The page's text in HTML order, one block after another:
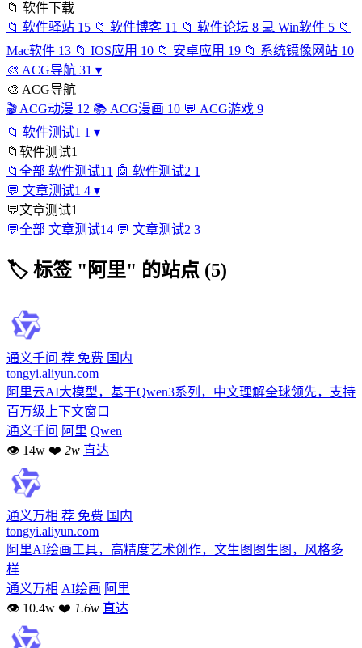
📁 软件下载
📁 软件驿站 15 📁 软件博客 11 📁 软件论坛 8 💻 Win软件 5 📁
Mac软件 13 📁 IOS应用 10 📁 安卓应用 19 📁 系统镜像网站 10
🎨 ACG导航 31 ▾
🎨 ACG导航
🎬 ACG动漫 12 📚 ACG漫画 10 💬 ACG游戏 9
📁 软件测试1 1 ▾
📁 软件测试1
📁 全部 软件测试1 1 🤖 软件测试2 1
💬 文章测试1 4 ▾
💬文章测试1
💬全部 文章测试14 💬 文章测试2 3
🏷 标签 "阿里" 的站点 (5)
通义千问 荐 免费 国内
tongyi.aliyun.com
阿里云AI大模型，基于Qwen3系列，中文理解全球领先，支持
百万级上下文窗口
通义千问 阿里 Qwen
👁 14w ❤ 2w 直达
通义万相 荐 免费 国内
tongyi.aliyun.com
阿里AI绘画工具，高精度艺术创作，文生图图生图，风格多
样
通义万相 AI绘画 阿里
👁 10.4w ❤ 1.6w 直达